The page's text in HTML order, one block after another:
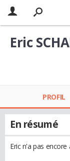
Eric
PROFIL
En résumé
Eric n'a pas